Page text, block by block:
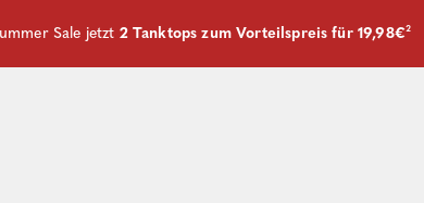
Sale jetzt 2 Tanktops zum Vorteilspreis für 19,98€²